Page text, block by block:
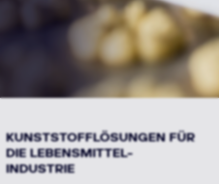
KUNSTSTOFFLÖSUNGEN FÜR
DIE LEBENSMITTEL-
INDUSTRIE